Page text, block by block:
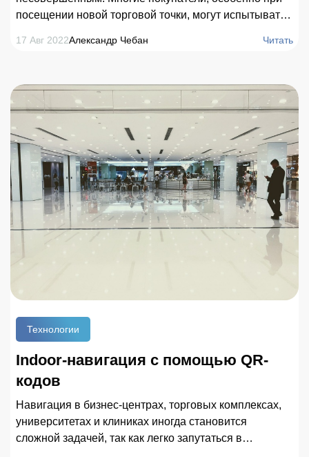
посещении новой торговой точки, могут испытывать
полок, большими потоками людей и другими
indoor позиционирования/трекинга. Внедрение
трекинга и digital-карт позволяет усовершенствовать
покупки, повысить лояльность покупателей и
увеличить средний чек магазина.
17 Авг 2022Александр Чебан Читать
Технологии
Indoor-навигация с помощью QR-
кодов
Навигация в бизнес-центрах, торговых комплексах,
университетах и клиниках иногда становится
сложной задачей, так как легко запутаться в